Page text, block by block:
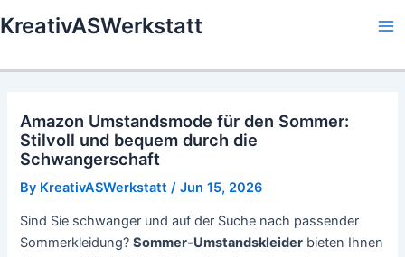
to
KreativASWerkstatt
Amazon Umstandsmode für den Sommer:
Stilvoll und bequem durch die
Schwangerschaft
By KreativASWerkstatt /Jun 15, 2026
Sind Sie schwanger und auf der Suche nach passender
Sommerkleidung?Sommer-Umstandskleider bieten Ihnen